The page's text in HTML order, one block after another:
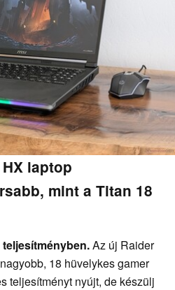
laptop
mint a Titan 18
Az új Raider
18 hüvelykes gamer
teljesítményt nyújt, de készülj